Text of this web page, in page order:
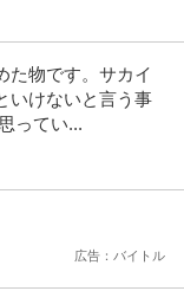
接OK！応募後に届
なので遠方の方も
(イベント-2)エリア/A3
学歴不問
ート9割以上で 始め
客なし)
た物です。サカイ
いけないと言う事
ってい...
広告：バイトル